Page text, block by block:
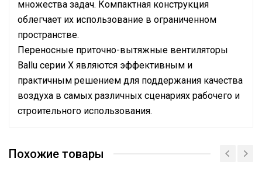
множества задач. Компактная конструкция
облегчает их использование в ограниченном
пространстве.
Переносные приточно-вытяжные вентиляторы
Ballu серии X являются эффективным и
практичным решением для поддержания качества
воздуха в самых различных сценариях рабочего и
строительного использования.
(расход)
Похожие товары